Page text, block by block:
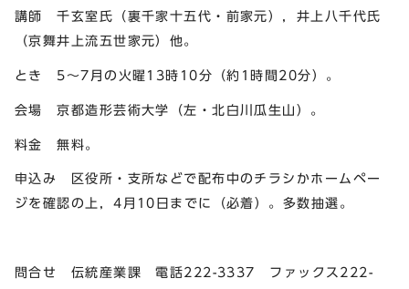
講師 千玄室氏（裏千家十五代・前家元），井上八千代氏
（京舞井上流五世家元）他。
とき 5～7月の火曜13時10分（約1時間20分）。
会場 京都造形芸術大学（左・北白川瓜生山）。
料金 無料。
申込み 区役所・支所などで配布中のチラシかホームペー
ジを確認の上，4月10日までに（必着）。多数抽選。
問合せ 伝統産業課 電話222-3337 ファックス222-